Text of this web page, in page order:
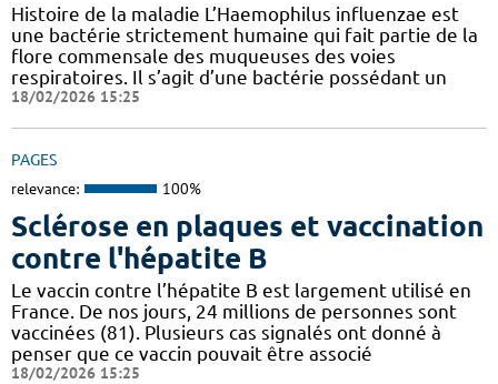
Histoire de la maladie L’Haemophilus influenzae est
une bactérie strictement humaine qui fait partie de la
flore commensale des muqueuses des voies
respiratoires. Il s’agit d’une bactérie possédant un
18/02/2026 15:25
PAGES
relevance: 100%
Sclérose en plaques et vaccination
contre l'hépatite B
Le vaccin contre l’hépatite B est largement utilisé en
France. De nos jours, 24 millions de personnes sont
vaccinées (81). Plusieurs cas signalés ont donné à
penser que ce vaccin pouvait être associé
18/02/2026 15:25